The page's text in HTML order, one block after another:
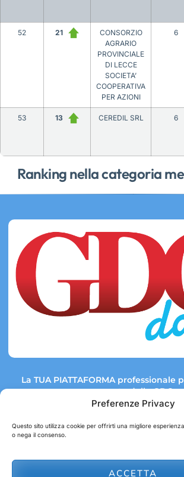
Preferenze Privacy
Questo sito utilizza cookie per offrirti una migliore
o nega il consenso.
ACCETTA
Ranking nella categoria
52 21
CONSORZIO
AGRARIO
PROVINCIALE
DI LECCE
SOCIETA’
COOPERATIVA
PER AZIONI
6
53 13 CEREDIL SRL 6
La TUA PIATTAFORMA professionale
mercato della GDO.
Link rapidi: